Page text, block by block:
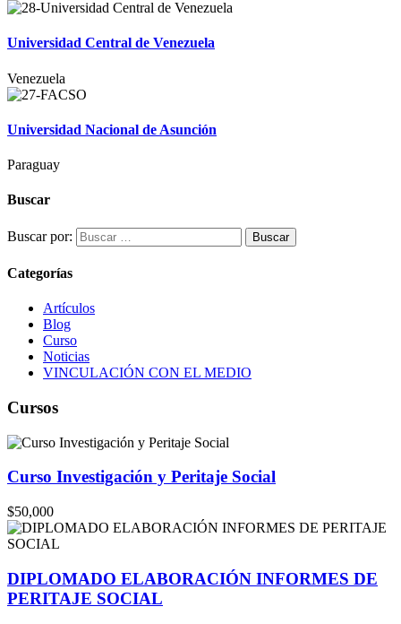
Universidad Central de Venezuela
Venezuela
Universidad Nacional de Asunción
Paraguay
Buscar
Buscar por:
Categorías
Artículos
Blog
Curso
Noticias
VINCULACIÓN CON EL MEDIO
Cursos
Curso Investigación y Peritaje Social
$50,000
DIPLOMADO ELABORACIÓN INFORMES DE
PERITAJE SOCIAL